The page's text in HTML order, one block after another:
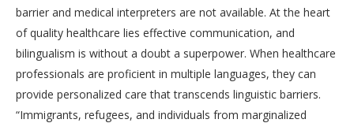
barrier and medical interpreters are not available. At the heart
of quality healthcare lies effective communication, and
bilingualism is without a doubt a superpower. When healthcare
professionals are proficient in multiple languages, they can
provide personalized care that transcends linguistic barriers.
“Immigrants, refugees, and individuals from marginalized